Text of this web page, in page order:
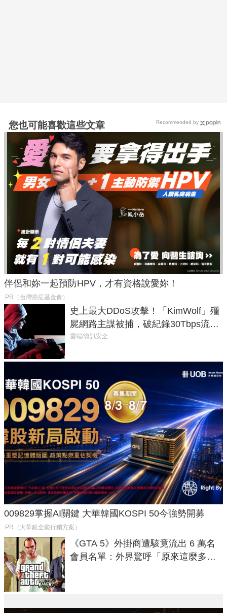
您也可能喜歡這些文章
伴侶和妳一起預防HPV，才有資格說愛妳！
PR（台灣癌症基金會）
史上最大DDoS攻擊！「KimWolf」殭
屍網路主謀被捕，破紀錄30Tbps流量
癱瘓全球！
雲端/資訊安全
009829掌握AI關鍵 大華韓國KOSPI 50今強勢開募
PR（大華銀全能行銷方案）
《GTA 5》外掛商遭駭竟流出 6 萬名
會員名單：外界驚呼「原來這麼多人
Recommended by